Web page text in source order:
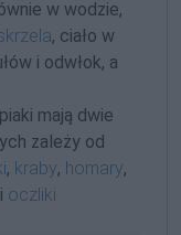
w wodzie,
, ciało w
i odwłok, a
mają dwie
zależy od
, kraby, homary,
i oczliki